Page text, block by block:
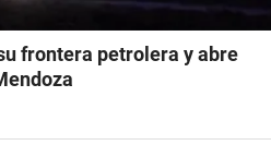
frontera petrolera y abre